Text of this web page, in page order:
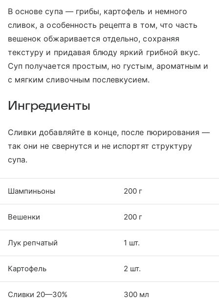
В основе супа — грибы, картофель и немного
сливок, а особенность рецепта в том, что часть
вешенок обжаривается отдельно, сохраняя
текстуру и придавая блюду яркий грибной вкус.
Суп получается простым, но густым, ароматным и
с мягким сливочным послевкусием.
Ингредиенты
Сливки добавляйте в конце, после пюрирования —
так они не свернутся и не испортят структуру
супа.
Шампиньоны 200 г
Вешенки 200 г
Лук репчатый 1 шт.
Картофель 2 шт.
Сливки 20—30% 300 мл